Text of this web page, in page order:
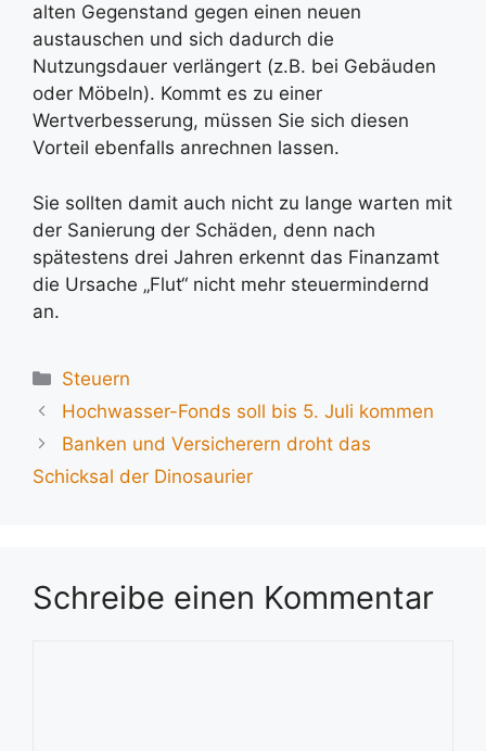
alten Gegenstand gegen einen neuen
austauschen und sich dadurch die
Nutzungsdauer verlängert (z.B. bei Gebäuden
oder Möbeln). Kommt es zu einer
Wertverbesserung, müssen Sie sich diesen
Vorteil ebenfalls anrechnen lassen.
Sie sollten damit auch nicht zu lange warten mit
der Sanierung der Schäden, denn nach
spätestens drei Jahren erkennt das Finanzamt
die Ursache „Flut“ nicht mehr steuermindernd
an.
Kategorien
Steuern
Hochwasser-Fonds soll bis 5. Juli kommen
Banken und Versicherern droht das
Schicksal der Dinosaurier
Schreibe einen Kommentar